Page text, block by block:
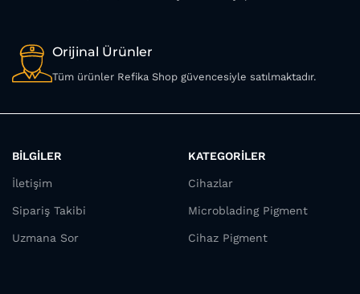
Orijinal Ürünler
Tüm ürünler Refika Shop güvencesiyle satılmaktadır.
BİLGİLER
İletişim
Sipariş Takibi
Uzmana Sor
KATEGORİLER
Cihazlar
Microblading Pigment
Cihaz Pigment